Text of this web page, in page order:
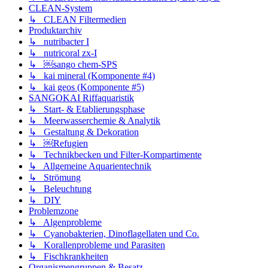
CLEAN-System
↳ CLEAN Filtermedien
Produktarchiv
↳ nutribacter I
↳ nutricoral zx-I
↳ ￼sango chem-SPS
↳ kai mineral (Komponente #4)
↳ kai geos (Komponente #5)
SANGOKAI Riffaquaristik
↳ Start- & Etablierungsphase
↳ Meerwasserchemie & Analytik
↳ Gestaltung & Dekoration
↳ ￼Refugien
↳ Technikbecken und Filter-Kompartimente
↳ Allgemeine Aquarientechnik
↳ Strömung
↳ Beleuchtung
↳ DIY
Problemzone
↳ Algenprobleme
↳ Cyanobakterien, Dinoflagellaten und Co.
↳ Korallenprobleme und Parasiten
↳ Fischkrankheiten